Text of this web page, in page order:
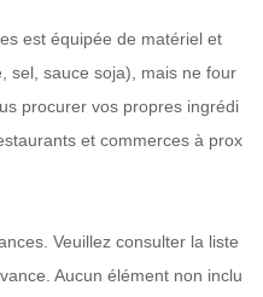
est équipée de matériel et
sel, sauce soja), mais ne four
procurer vos propres ingrédi
et commerces à prox
Veuillez consulter la liste
Aucun élément non inclu